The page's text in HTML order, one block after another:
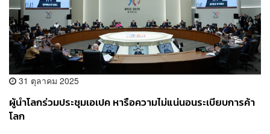
31 ตุลาคม 2025
ผู้นำโลกร่วมประชุมเอเปค หารือความไม่แน่นอนระเบียบการค้า
โลก